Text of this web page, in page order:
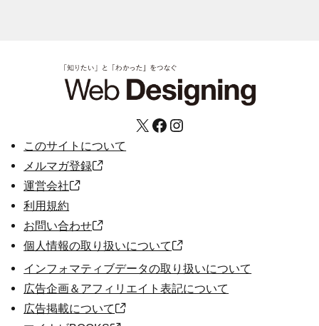
X Facebook Instagram
このサイトについて
メルマガ登録
運営会社
利用規約
お問い合わせ
個人情報の取り扱いについて
インフォマティブデータの取り扱いについて
広告企画＆アフィリエイト表記について
広告掲載について